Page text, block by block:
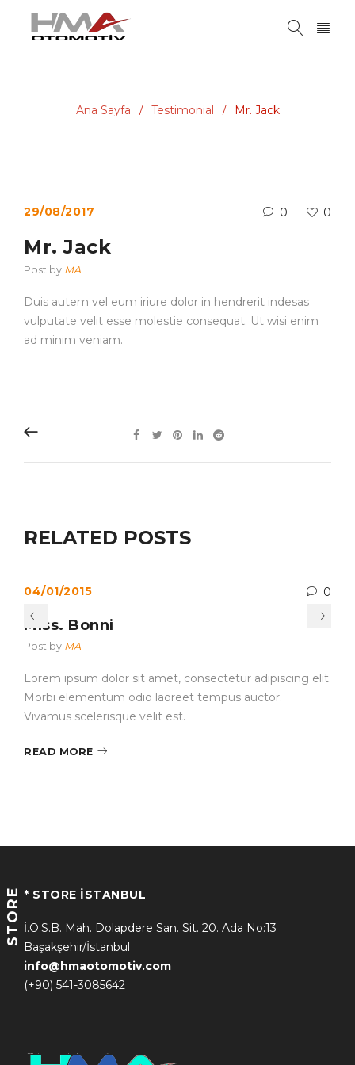
Ana Sayfa / Testimonial / Mr. Jack
29/08/2017 0 0
Mr. Jack
Post by MA
Duis autem vel eum iriure dolor in hendrerit indesas
vulputate velit esse molestie consequat. Ut wisi enim
ad minim veniam.
RELATED POSTS
04/01/2015 0
Miss. Bonni
Post by MA
Lorem ipsum dolor sit amet, consectetur adipiscing elit.
Morbi elementum odio laoreet tempus auctor.
Vivamus scelerisque velit est.
READ MORE
STORE * STORE İSTANBUL
İ.O.S.B. Mah. Dolapdere San. Sit. 20. Ada No:13
Başakşehir/İstanbul
info@hmaotomotiv.com
(+90) 541-3085642